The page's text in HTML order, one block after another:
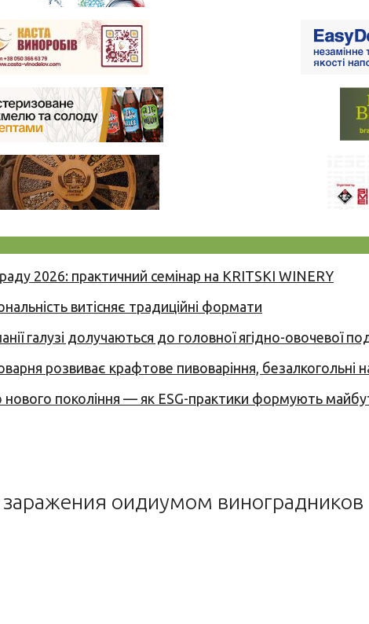
2026: практичний семінар на KRITSKI WINERY
витісняє традиційні формати
галузі долучаються до головної ягідно-овочевої
розвиває крафтове пивоваріння, безалкогольні
нового покоління — як ESG-практики формують
заражения оидиумом